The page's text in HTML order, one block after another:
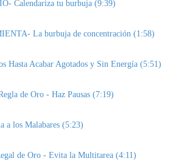
Calendariza tu burbuja (9:39)
La burbuja de concentración (1:58)
Hasta Acabar Agotados y Sin Energía (5:51)
de Oro - Haz Pausas (7:19)
a los Malabares (5:23)
de Oro - Evita la Multitarea (4:11)